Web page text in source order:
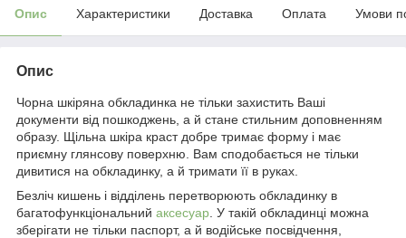
Опис Характеристики Доставка Оплата Умови
Опис
Чорна шкіряна обкладинка не тільки захистить Ваші
документи від пошкоджень, а й стане стильним доповненням
образу. Щільна шкіра краст добре тримає форму і має
приємну глянсову поверхню. Вам сподобається не тільки
дивитися на обкладинку, а й тримати її в руках.
Безліч кишень і відділень перетворюють обкладинку в
багатофункціональний аксесуар . У такій обкладинці можна
зберігати не тільки паспорт, а й водійське посвідчення,